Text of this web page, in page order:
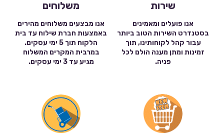
שירות
אנו פועלים ומאמינים
בסטנדרט השירות הטוב ביותר
עבור קהל לקוחותינו, תוך
זמינות ומתן מענה הולם לכל
פניה.
משלוחים
אנו מבצעים משלוחים מהירים
באמצעות חברת שילוח עד בית
הלקוח תוך 5 ימי עסקים.
במרבית המקרים המשלוח
מגיע עד 3 ימי עסקים.